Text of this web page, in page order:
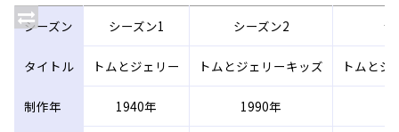
シーズン シーズン1 シーズン2 シ
タイトル トムとジェリー トムとジェリーキッズ トムとジ
制作年 1940年 1990年